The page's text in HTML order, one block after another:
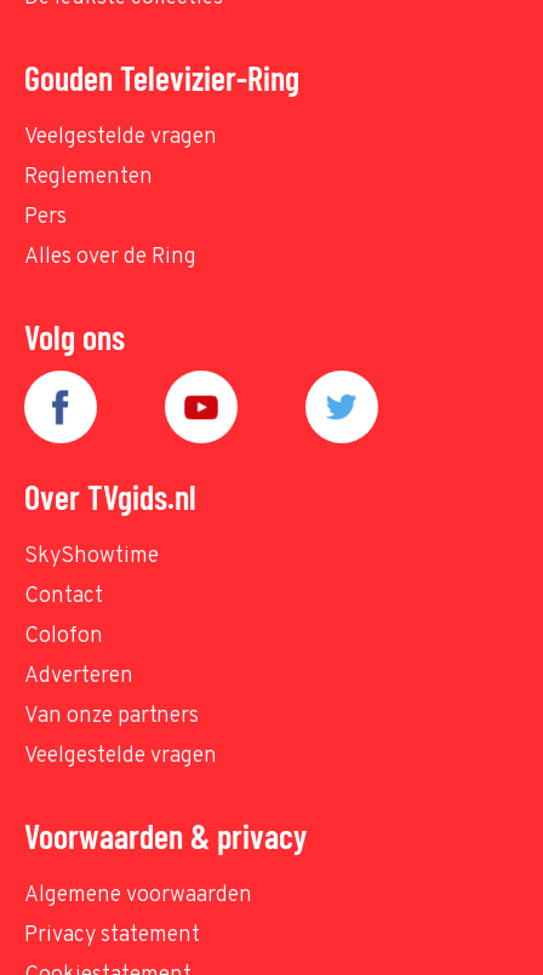
Gouden Televizier-Ring
Veelgestelde vragen
Reglementen
Pers
Alles over de Ring
Volg ons
Over TVgids.nl
SkyShowtime
Contact
Colofon
Adverteren
Van onze partners
Veelgestelde vragen
Voorwaarden & privacy
Algemene voorwaarden
Privacy statement